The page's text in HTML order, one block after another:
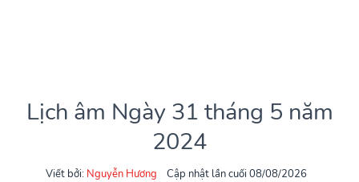
Lịch âm Ngày 31 tháng 5 năm
2024
Viết bởi: Nguyễn Hương
Cập nhật lần cuối 08/08/2026